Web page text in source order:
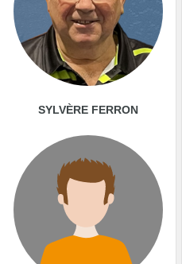
SYLVÈRE FERRON